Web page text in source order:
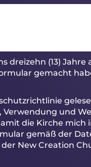
dreizehn (13) Jahre
gemacht
und
die Kirche mich
gemäß der
New Creation